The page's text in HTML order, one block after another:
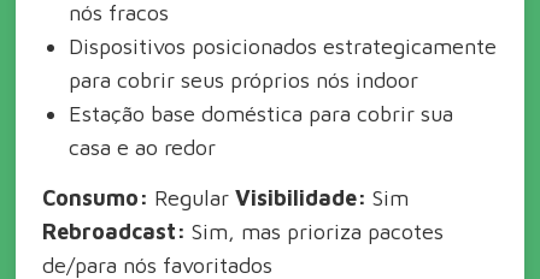
nós fracos
Dispositivos posicionados estrategicamente
para cobrir seus próprios nós indoor
Estação base doméstica para cobrir sua
casa e ao redor
Consumo: RegularVisibilidade: Sim
Rebroadcast: Sim, mas prioriza pacotes
de/para nós favoritados